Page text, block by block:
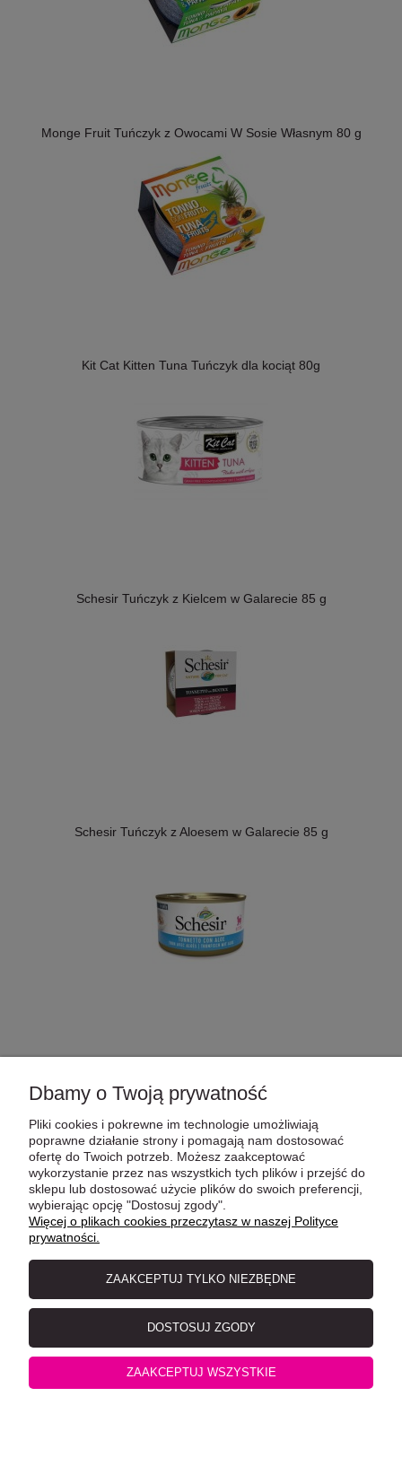
Monge Fruit Tuńczyk z Owocami W Sosie Własnym 80 g
Kit Cat Kitten Tuna Tuńczyk dla kociąt 80g
Schesir Tuńczyk z Kielcem w Galarecie 85 g
Schesir Tuńczyk z Aloesem w Galarecie 85 g
Monge Jelly Tuńczyk z białą rybą 80 g
Dbamy o Twoją prywatność
Pliki cookies i pokrewne im technologie umożliwiają
poprawne działanie strony i pomagają nam dostosować
ofertę do Twoich potrzeb. Możesz zaakceptować
wykorzystanie przez nas wszystkich tych plików i przejść do
sklepu lub dostosować użycie plików do swoich preferencji,
wybierając opcję "Dostosuj zgody".
Więcej o plikach cookies przeczytasz w naszej Polityce
prywatności.
ZAAKCEPTUJ TYLKO NIEZBĘDNE
DOSTOSUJ ZGODY
ZAAKCEPTUJ WSZYSTKIE